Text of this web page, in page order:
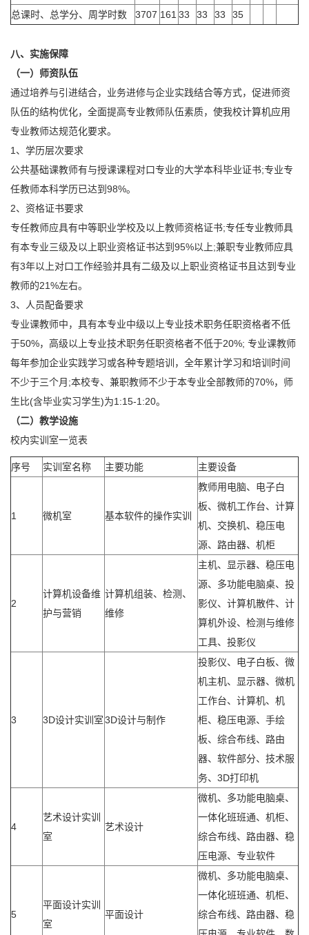
总课时、总学分、周学时数 3707 161 33 33 33 35
八、实施保障
（一）师资队伍
通过培养与引进结合，业务进修与企业实践结合等方式，促进师资
队伍的结构优化，全面提高专业教师队伍素质，使我校计算机应用
专业教师达规范化要求。
1、学历层次要求
公共基础课教师有与授课课程对口专业的大学本科毕业证书;专业专
任教师本科学历已达到98%。
2、资格证书要求
专任教师应具有中等职业学校及以上教师资格证书;专任专业教师具
有本专业三级及以上职业资格证书达到95%以上;兼职专业教师应具
有3年以上对口工作经验并具有二级及以上职业资格证书且达到专业
教师的21%左右。
3、人员配备要求
专业课教师中，具有本专业中级以上专业技术职务任职资格者不低
于50%，高级以上专业技术职务任职资格者不低于20%; 专业课教师
每年参加企业实践学习或各种专题培训，全年累计学习和培训时间
不少于三个月;本校专、兼职教师不少于本专业全部教师的70%，师
生比(含毕业实习学生)为1:15-1:20。
（二）教学设施
校内实训室一览表
序号 实训室名称 主要功能 主要设备
1 微机室 基本软件的操作实训
教师用电脑、电子白
板、微机工作台、计算
机、交换机、稳压电
源、路由器、机柜
2
计算机设备维
护与营销
计算机组装、检测、
维修
主机、显示器、稳压电
源、多功能电脑桌、投
影仪、计算机散件、计
算机外设、检测与维修
工具、投影仪
3 3D设计实训室3D设计与制作
投影仪、电子白板、微
机主机、显示器、微机
工作台、计算机、机
柜、稳压电源、手绘
板、综合布线、路由
器、软件部分、技术服
务、3D打印机
4
艺术设计实训
室
艺术设计
微机、多功能电脑桌、
一体化班班通、机柜、
综合布线、路由器、稳
压电源、专业软件
5
平面设计实训
室
平面设计
微机、多功能电脑桌、
一体化班班通、机柜、
综合布线、路由器、稳